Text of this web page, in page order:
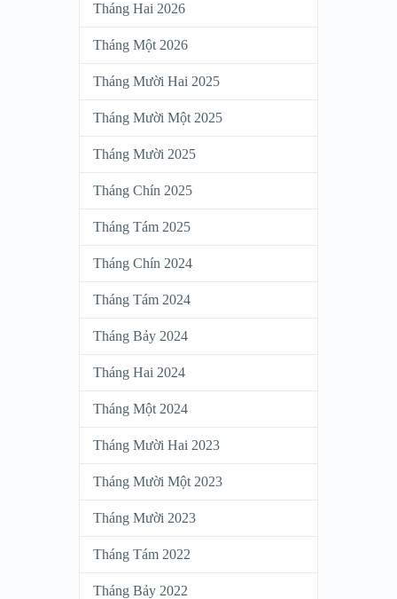
Tháng Hai 2026
Tháng Một 2026
Tháng Mười Hai 2025
Tháng Mười Một 2025
Tháng Mười 2025
Tháng Chín 2025
Tháng Tám 2025
Tháng Chín 2024
Tháng Tám 2024
Tháng Bảy 2024
Tháng Hai 2024
Tháng Một 2024
Tháng Mười Hai 2023
Tháng Mười Một 2023
Tháng Mười 2023
Tháng Tám 2022
Tháng Bảy 2022